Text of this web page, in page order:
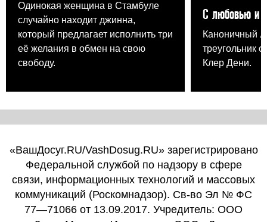
Одинокая женщина в Стамбуле
случайно находит джинна,
который предлагает исполнить три
её желания в обмен на свою
свободу.
С любовью и
Каноничный
треугольник
Клер Дени.
«ВашДосуг.RU/VashDosug.RU» зарегистрировано
Федеральной службой по надзору в сфере
связи, информационных технологий и массовых
коммуникаций (Роскомнадзор). Св-во Эл № ФС
77—71066 от 13.09.2017. Учредитель: ООО